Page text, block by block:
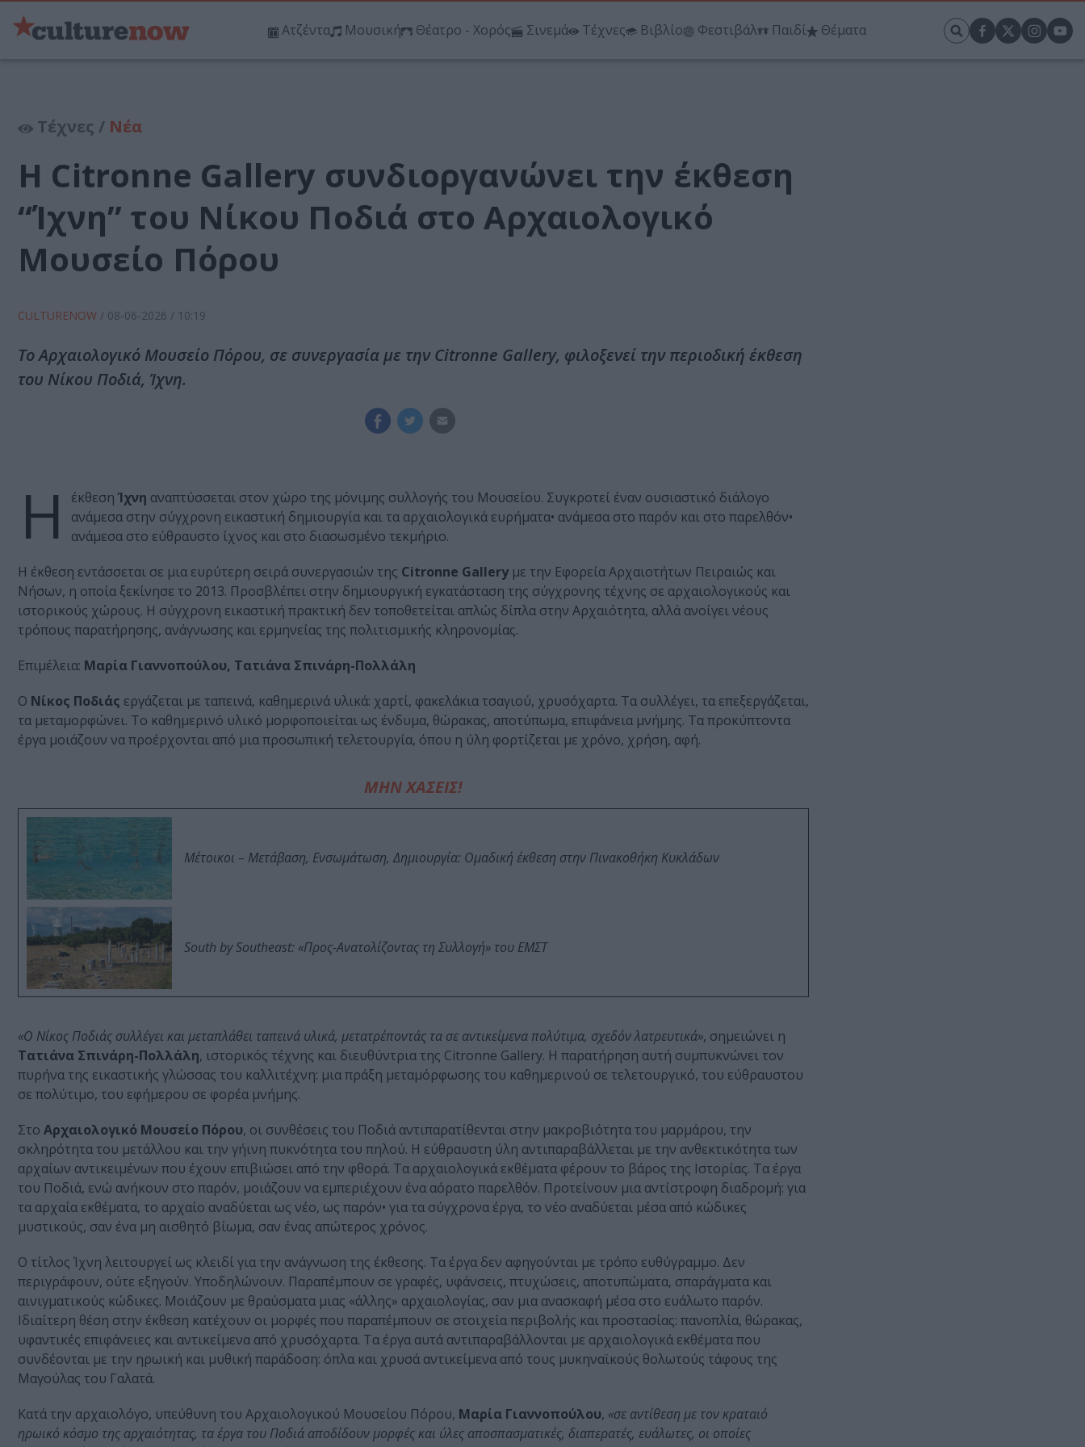
Ατζέντα Μουσική Θέατρο - Χορός Σινεμά Τέχνες Βιβλίο Φεστιβάλ Παιδί Θέματα
Τέχνες / Νέα
Η Citronne Gallery συνδιοργανώνει την έκθεση
“Ίχνη” του Νίκου Ποδιά στο Αρχαιολογικό
Μουσείο Πόρου
CULTURENOW / 08-06-2026 / 10:19
Το Αρχαιολογικό Μουσείο Πόρου, σε συνεργασία με την Citronne Gallery, φιλοξενεί την περιοδική έκθεση
του Νίκου Ποδιά, Ίχνη.
Η έκθεση Ίχνη αναπτύσσεται στον χώρο της μόνιμης συλλογής του Μουσείου. Συγκροτεί έναν ουσιαστικό διάλογο
ανάμεσα στην σύγχρονη εικαστική δημιουργία και τα αρχαιολογικά ευρήματα• ανάμεσα στο παρόν και στο παρελθόν•
ανάμεσα στο εύθραυστο ίχνος και στο διασωσμένο τεκμήριο.
Η έκθεση εντάσσεται σε μια ευρύτερη σειρά συνεργασιών της Citronne Gallery με την Εφορεία Αρχαιοτήτων Πειραιώς και
Νήσων, η οποία ξεκίνησε το 2013. Προσβλέπει στην δημιουργική εγκατάσταση της σύγχρονης τέχνης σε αρχαιολογικούς και
ιστορικούς χώρους. Η σύγχρονη εικαστική πρακτική δεν τοποθετείται απλώς δίπλα στην Αρχαιότητα, αλλά ανοίγει νέους
τρόπους παρατήρησης, ανάγνωσης και ερμηνείας της πολιτισμικής κληρονομίας.
Επιμέλεια: Μαρία Γιαννοπούλου, Τατιάνα Σπινάρη-Πολλάλη
Ο Νίκος Ποδιάς εργάζεται με ταπεινά, καθημερινά υλικά: χαρτί, φακελάκια τσαγιού, χρυσόχαρτα. Τα συλλέγει, τα επεξεργάζεται,
τα μεταμορφώνει. Το καθημερινό υλικό μορφοποιείται ως ένδυμα, θώρακας, αποτύπωμα, επιφάνεια μνήμης. Τα προκύπτοντα
έργα μοιάζουν να προέρχονται από μια προσωπική τελετουργία, όπου η ύλη φορτίζεται με χρόνο, χρήση, αφή.
ΜΗΝ ΧΑΣΕΙΣ!
Μέτοικοι – Μετάβαση, Ενσωμάτωση, Δημιουργία: Ομαδική έκθεση στην Πινακοθήκη Κυκλάδων
South by Southeast: «Προς-Ανατολίζοντας τη Συλλογή» του ΕΜΣΤ
«Ο Νίκος Ποδιάς συλλέγει και μεταπλάθει ταπεινά υλικά, μετατρέποντάς τα σε αντικείμενα πολύτιμα, σχεδόν λατρευτικά», σημειώνει η
Τατιάνα Σπινάρη-Πολλάλη, ιστορικός τέχνης και διευθύντρια της Citronne Gallery. Η παρατήρηση αυτή συμπυκνώνει τον
πυρήνα της εικαστικής γλώσσας του καλλιτέχνη: μια πράξη μεταμόρφωσης του καθημερινού σε τελετουργικό, του εύθραυστου
σε πολύτιμο, του εφήμερου σε φορέα μνήμης.
Στο Αρχαιολογικό Μουσείο Πόρου, οι συνθέσεις του Ποδιά αντιπαρατίθενται στην μακροβιότητα του μαρμάρου, την
σκληρότητα του μετάλλου και την γήινη πυκνότητα του πηλού. Η εύθραυστη ύλη αντιπαραβάλλεται με την ανθεκτικότητα των
αρχαίων αντικειμένων που έχουν επιβιώσει από την φθορά. Τα αρχαιολογικά εκθέματα φέρουν το βάρος της Ιστορίας. Τα έργα
του Ποδιά, ενώ ανήκουν στο παρόν, μοιάζουν να εμπεριέχουν ένα αόρατο παρελθόν. Προτείνουν μια αντίστροφη διαδρομή: για
τα αρχαία εκθέματα, το αρχαίο αναδύεται ως νέο, ως παρόν• για τα σύγχρονα έργα, το νέο αναδύεται μέσα από κώδικες
μυστικούς, σαν ένα μη αισθητό βίωμα, σαν ένας απώτερος χρόνος.
Ο τίτλος Ίχνη λειτουργεί ως κλειδί για την ανάγνωση της έκθεσης. Τα έργα δεν αφηγούνται με τρόπο ευθύγραμμο. Δεν
περιγράφουν, ούτε εξηγούν. Υποδηλώνουν. Παραπέμπουν σε γραφές, υφάνσεις, πτυχώσεις, αποτυπώματα, σπαράγματα και
αινιγματικούς κώδικες. Μοιάζουν με θραύσματα μιας «άλλης» αρχαιολογίας, σαν μια ανασκαφή μέσα στο ευάλωτο παρόν.
Ιδιαίτερη θέση στην έκθεση κατέχουν οι μορφές που παραπέμπουν σε στοιχεία περιβολής και προστασίας: πανοπλία, θώρακας,
υφαντικές επιφάνειες και αντικείμενα από χρυσόχαρτα. Τα έργα αυτά αντιπαραβάλλονται με αρχαιολογικά εκθέματα που
συνδέονται με την ηρωική και μυθική παράδοση: όπλα και χρυσά αντικείμενα από τους μυκηναϊκούς θολωτούς τάφους της
Μαγούλας του Γαλατά.
Κατά την αρχαιολόγο, υπεύθυνη του Αρχαιολογικού Μουσείου Πόρου, Μαρία Γιαννοπούλου, «σε αντίθεση με τον κραταιό
ηρωικό κόσμο της αρχαιότητας, τα έργα του Ποδιά αποδίδουν μορφές και ύλες αποσπασματικές, διαπερατές, ευάλωτες, οι οποίες